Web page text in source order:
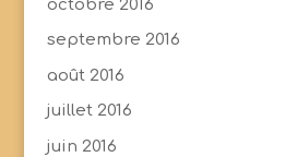
octobre 2016
septembre 2016
août 2016
juillet 2016
juin 2016